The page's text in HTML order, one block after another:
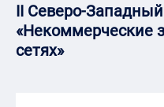
II Северо-
«Некоммерческие
сетях»